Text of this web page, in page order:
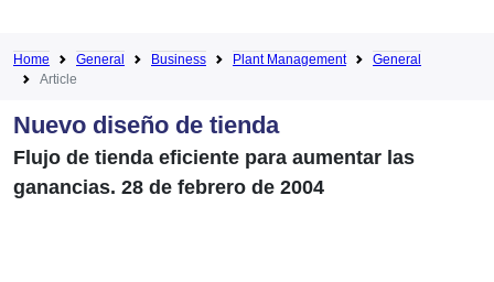
Home General Business Plant Management
General
Article
Nuevo diseño de tienda
Flujo de tienda eficiente para aumentar las
ganancias. 28 de febrero de 2004